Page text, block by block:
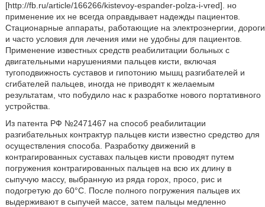
[http://fb.ru/article/166266/kistevoy-espander-polza-i-vred]. но
применение их не всегда оправдывает надежды пациентов.
Стационарные аппараты, работающие на электроэнергии, дороги
и часто условия для лечения ими не удобны для пациентов.
Применение известных средств реабилитации больных с
двигательными нарушениями пальцев кисти, включая
тугоподвижность суставов и гипотонию мышц разгибателей и
сгибателей пальцев, иногда не приводят к желаемым
результатам, что побудило нас к разработке нового портативного
устройства.
Из патента РФ №2471467 на способ реабилитации
разгибательных контрактур пальцев кисти известно средство для
осуществления способа. Разработку движений в
контрагированных суставах пальцев кисти проводят путем
погружения контрагированных пальцев на всю их длину в
сыпучую массу, выбранную из ряда горох, просо, рис и
подогретую до 60°С. После полного погружения пальцев их
выдерживают в сыпучей массе, затем пальцы медленно